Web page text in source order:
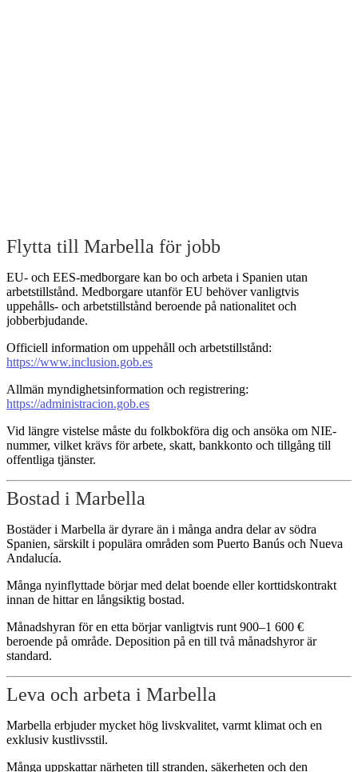
Flytta till Marbella för jobb
EU- och EES-medborgare kan bo och arbeta i Spanien utan
arbetstillstånd. Medborgare utanför EU behöver vanligtvis
uppehålls- och arbetstillstånd beroende på nationalitet och
jobberbjudande.
Officiell information om uppehåll och arbetstillstånd:
https://www.inclusion.gob.es
Allmän myndighetsinformation och registrering:
https://administracion.gob.es
Vid längre vistelse måste du folkbokföra dig och ansöka om NIE-
nummer, vilket krävs för arbete, skatt, bankkonto och tillgång till
offentliga tjänster.
Bostad i Marbella
Bostäder i Marbella är dyrare än i många andra delar av södra
Spanien, särskilt i populära områden som Puerto Banús och Nueva
Andalucía.
Många nyinflyttade börjar med delat boende eller korttidskontrakt
innan de hittar en långsiktig bostad.
Månadshyran för en etta börjar vanligtvis runt 900–1 600 €
beroende på område. Deposition på en till två månadshyror är
standard.
Leva och arbeta i Marbella
Marbella erbjuder mycket hög livskvalitet, varmt klimat och en
exklusiv kustlivsstil.
Många uppskattar närheten till stranden, säkerheten och den